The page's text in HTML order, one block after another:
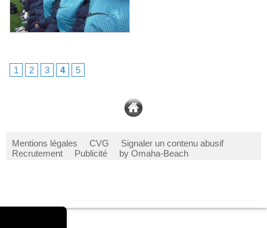
1 2 3 4 5
Mentions légales CVG
Signaler un contenu abusif
Recrutement
Publicité by Omaha-Beach